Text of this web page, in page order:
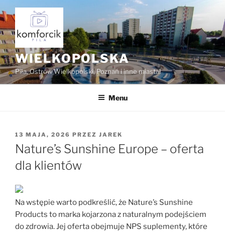
Przejdź
do
treści
WIELKOPOLSKA
Piła, Ostrów Wielkopolski, Poznań i inne miasta!
Menu
OPUBLIKOWANE
W
13 MAJA, 2026 PRZEZ JAREK
Nature’s Sunshine Europe – oferta
dla klientów
Na wstępie warto podkreślić, że Nature’s Sunshine
Products to marka kojarzona z naturalnym podejściem
do zdrowia. Jej oferta obejmuje NPS suplementy, które